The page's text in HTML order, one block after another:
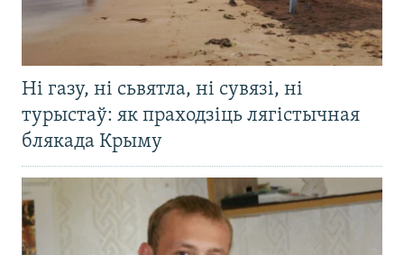
Ні газу, ні сьвятла, ні сувязі, ні
турыстаў: як праходзіць лягістычная
блякада Крыму